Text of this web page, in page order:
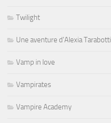
Twilight
Une aventure d'Alexia Tarabotti
Vamp in love
Vampirates
Vampire Academy